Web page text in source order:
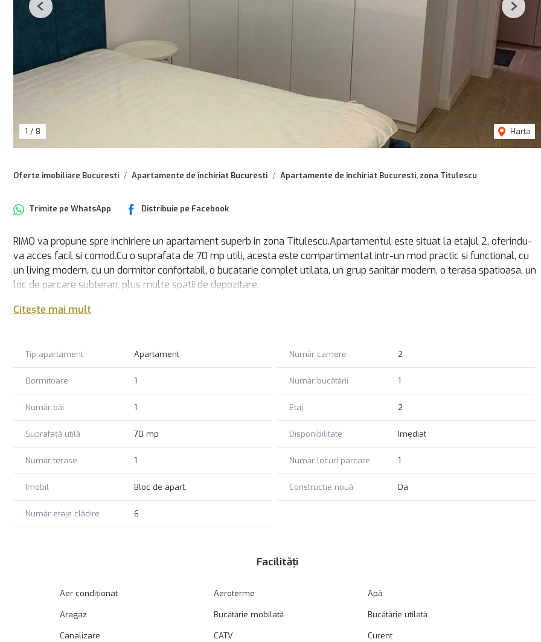
1 / 8 Harta
Previous Next
Oferte imobiliare Bucuresti Apartamente de închiriat Bucuresti Apartamente de închiriat Bucuresti, zona Titulescu
Trimite pe WhatsApp Distribuie pe Facebook
RIMO va propune spre inchiriere un apartament superb in zona Titulescu.Apartamentul este situat la etajul 2, oferindu-
va acces facil si comod.Cu o suprafata de 70 mp utili, acesta este compartimentat intr-un mod practic si functional, cu
un living modern, cu un dormitor confortabil, o bucatarie complet utilata, un grup sanitar modern, o terasa spatioasa, un
loc de parcare subteran, plus multe spatii de depozitare.
Pentru mai multe detalii și pentru a programa o vizionare, nu ezitați să ne contactați. Echipa RIMO vă stă la dispoziție cu
Citește mai mult
Tip apartament Apartament Număr camere 2
Dormitoare 1 Număr bucătării 1
Număr băi 1 Etaj 2
Suprafață utilă 70 mp Disponibilitate Imediat
Număr terase 1 Număr locuri parcare 1
Imobil Bloc de apart. Construcție nouă Da
Număr etaje clădire 6
Facilități
Aer condiționat Aeroterme Apă
Aragaz Bucătărie mobilată Bucătărie utilată
Canalizare CATV Curent